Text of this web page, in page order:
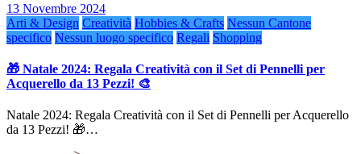
13 Novembre 2024
Arti & Design Creatività Hobbies & Crafts Nessun Cantone
specifico Nessun luogo specifico Regali Shopping
🎁 Natale 2024: Regala Creatività con il Set di Pennelli per
Acquerello da 13 Pezzi! 🎨
Natale 2024: Regala Creatività con il Set di Pennelli per Acquerello
da 13 Pezzi! 🎁…